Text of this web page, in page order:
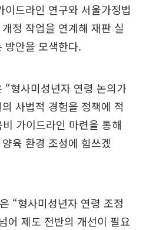
드라인 연구와 서울가정법
정 작업을 연계해 재판 실
방안을 모색한다.
형사미성년자 연령 논의가
사법적 경험을 정책에 적
가이드라인 마련을 통해
육 환경 조성에 힘쓰겠
“형사미성년자 연령 조정
어 제도 전반의 개선이 필요